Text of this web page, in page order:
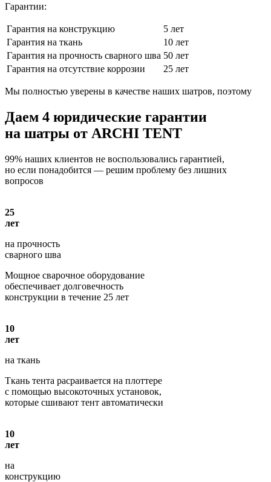
Гарантии:
Гарантия на конструкцию
5 лет
Гарантия на ткань
10 лет
Гарантия на прочность сварного шва 50 лет
Гарантия на отсутствие коррозии
25 лет
Мы полностью уверены в качестве наших шатров, поэтому
Даем 4 юридические гарантии
на шатры от ARCHI TENT
99% наших клиентов не воспользовались гарантией,
но если понадобится — решим проблему без лишних
вопросов
25
лет
на прочность
сварного шва
Мощное сварочное оборудование
обеспечивает долговечность
конструкции в течение 25 лет
10
лет
на ткань
Ткань тента расраивается на плоттере
с помощью высокоточных установок,
которые сшивают тент автоматически
10
лет
на
конструкцию